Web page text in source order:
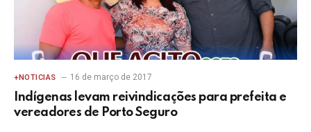
+NOTICIAS 16 de março de 2017
Indígenas levam reivindicações para prefeita e
vereadores de Porto Seguro